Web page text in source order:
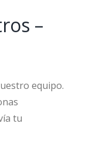
–
equipo.
tu